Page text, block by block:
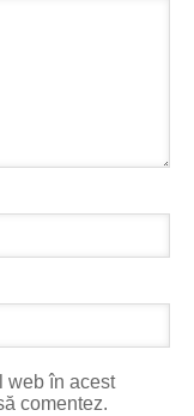
web în acest
comentez.